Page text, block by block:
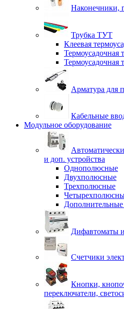
Наконечники,
Трубка ТУТ
Клеевая
Термоусадочная
Термоусадочная
Арматура для
Кабельные
Модульное оборудование
и доп. устройства
Однополюсные
Двухполюсные
Трехполюсные
Дополнительные
Дифавтоматы
Счетчики
Кнопки,
переключатели,